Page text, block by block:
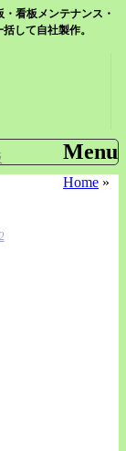
看板メンテナンス・
して自社製作。
Menu
Skip
Home »